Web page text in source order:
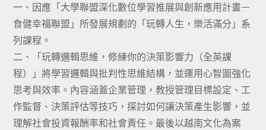
一、因應「大學聯盟深化數位學習推展與創新應用計畫－
食健幸福聯盟」所發展規劃的「玩轉人生，樂活滿分」系
列課程。
二、「玩轉邏輯思維，修練你的決策影響力（全英課
程）」將學習邏輯與批判性思維結構，並運用心智圖強化
思考與效率。內容涵蓋企業管理，教授管理目標設定、工
作監督、決策評估等技巧，探討如何讓決策產生影響，並
理解社會投資報酬率和社會責任。最後以越南文化為案